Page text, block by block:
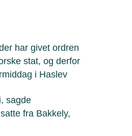
har givet ordren
stat, og derfor
i Haslev
sagde
fra Bakkely,